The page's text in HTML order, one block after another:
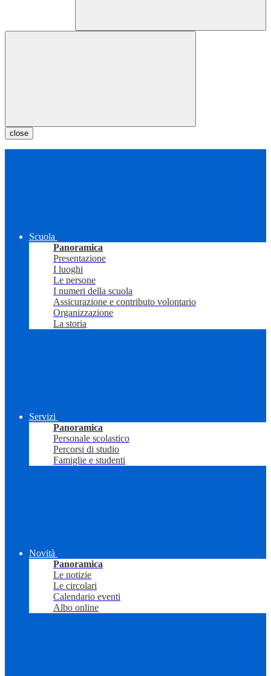
close
Scuola
Panoramica
Presentazione
I luoghi
Le persone
I numeri della scuola
Assicurazione e contributo volontario
Organizzazione
La storia
Servizi
Panoramica
Personale scolastico
Percorsi di studio
Famiglie e studenti
Novità
Panoramica
Le notizie
Le circolari
Calendario eventi
Albo online